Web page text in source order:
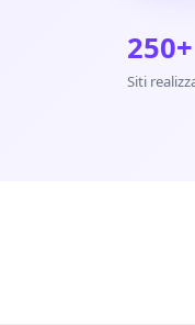
250+
Siti